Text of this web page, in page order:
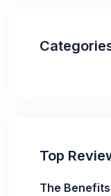
Top
The